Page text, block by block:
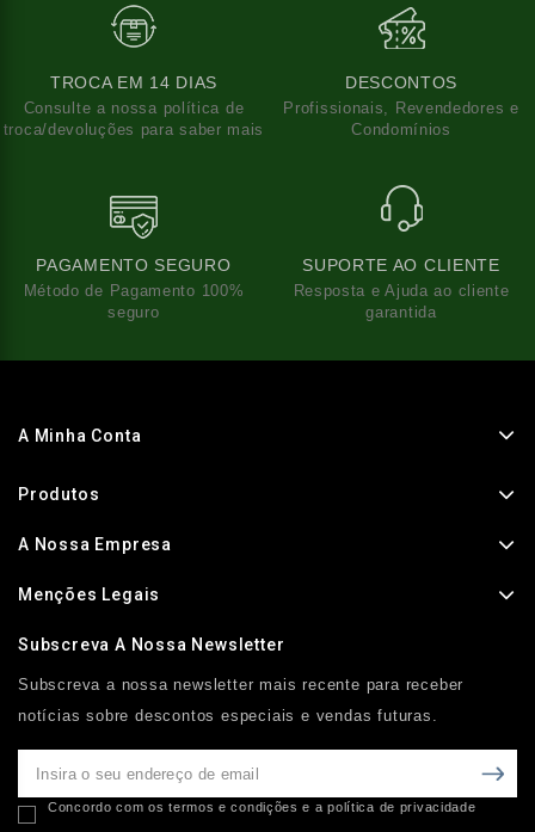
TROCA EM 14 DIAS
Consulte a nossa política de
troca/devoluções para saber mais
DESCONTOS
Profissionais, Revendedores e
Condomínios
PAGAMENTO SEGURO
Método de Pagamento 100%
seguro
SUPORTE AO CLIENTE
Resposta e Ajuda ao cliente
garantida
A Minha Conta
Produtos
A Nossa Empresa
Menções Legais
Subscreva A Nossa Newsletter
Subscreva a nossa newsletter mais recente para receber
notícias sobre descontos especiais e vendas futuras.
Concordo com os termos e condições e a política de privacidade